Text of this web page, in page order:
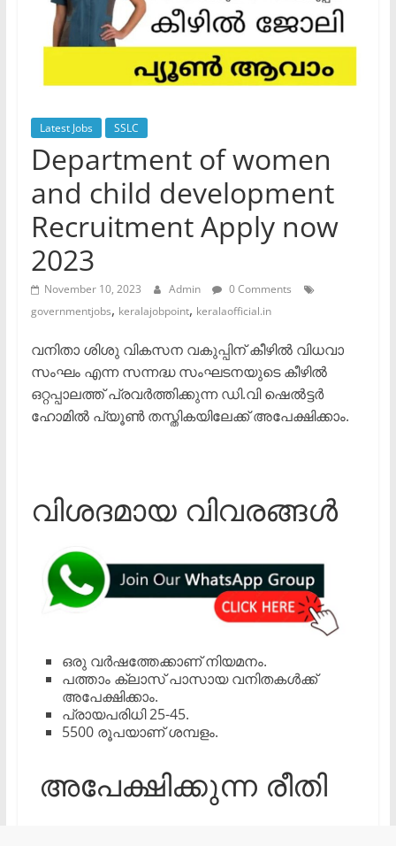
Latest Jobs SSLC
Department of women
and child development
Recruitment Apply now
2023
November 10, 2023 Admin
0 Comments
governmentjobs, keralajobpoint, keralaofficial.in
വനിതാ ശിശു വികസന വകുപ്പിന് കീഴില്‍ വിധവാ
സംഘം എന്ന സന്നദ്ധ സംഘടനയുടെ കീഴില്‍
ഒറ്റപ്പാലത്ത് പ്രവര്‍ത്തിക്കുന്ന ഡി.വി ഷെല്‍ട്ടര്‍
ഹോമില്‍ പ്യൂണ്‍ തസ്തികയിലേക്ക് അപേക്ഷിക്കാം.
വിശദമായ വിവരങ്ങൾ
ഒരു വര്‍ഷത്തേക്കാണ് നിയമനം.
പത്താം ക്ലാസ് പാസായ വനിതകള്‍ക്ക്
അപേക്ഷിക്കാം.
പ്രായപരിധി 25-45.
5500 രൂപയാണ് ശമ്പളം.
അപേക്ഷിക്കുന്ന രീതി